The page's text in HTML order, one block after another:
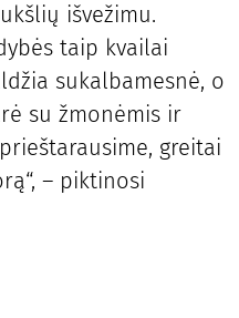
išvežimu.
taip kvailai
sukalbamesnė, o
su žmonėmis ir
greitai
– piktinosi